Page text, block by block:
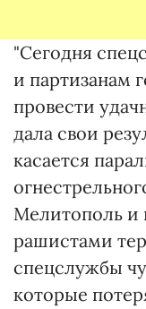
"Сегодня
и партизанам
провести
дала свои
касается
Мелитополь и
рашистами
спецслужбы
которые